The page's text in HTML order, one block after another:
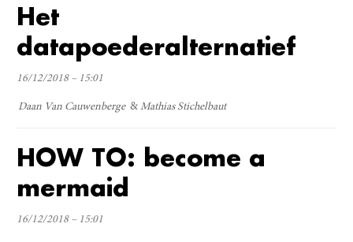
Het
datapoederalternatief
16/12/2018 – 15:01
Daan Van Cauwenberge Mathias Stichelbaut
HOW TO: become a
mermaid
16/12/2018 – 15:01